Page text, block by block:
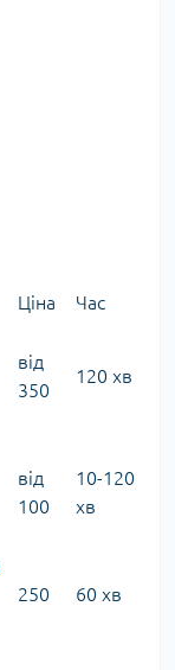
Ціна
Час
від
350
120 хв
від
100
10-120
хв
250 60 хв